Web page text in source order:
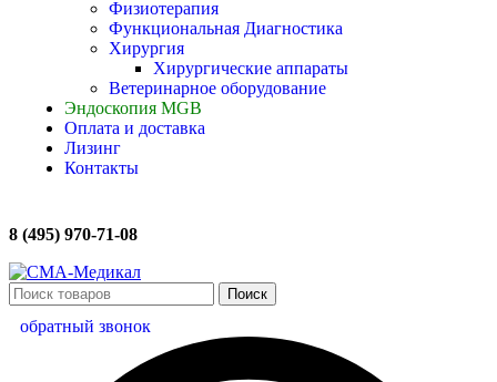
Физиотерапия
Функциональная Диагностика
Хирургия
Хирургические аппараты
Ветеринарное оборудование
Эндоскопия MGB
Оплата и доставка
Лизинг
Контакты
8 (495) 970-71-08
Поиск
обратный звонок